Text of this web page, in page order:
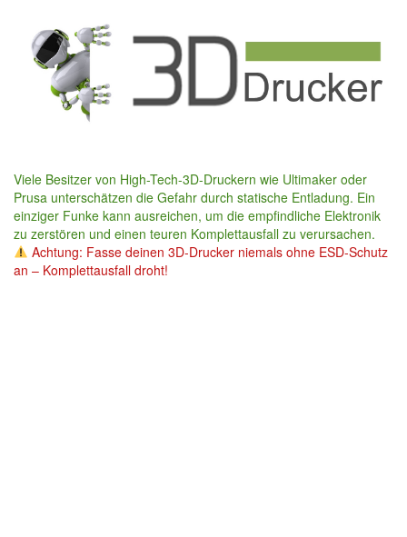
content
Viele Besitzer von High-Tech-3D-Druckern wie Ultimaker oder
Prusa unterschätzen die Gefahr durch statische Entladung. Ein
einziger Funke kann ausreichen, um die empfindliche Elektronik
zu zerstören und einen teuren Komplettausfall zu verursachen.
Achtung: Fasse deinen 3D-Drucker niemals ohne ESD-Schutz
an – Komplettausfall droht!